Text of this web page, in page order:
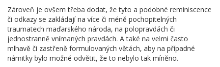
Zároveň je ovšem třeba dodat, že tyto a podobné reminiscence
či odkazy se zakládají na více či méně pochopitelných
traumatech maďarského národa, na polopravdách či
jednostranně vnímaných pravdách. A také na velmi často
mlhavě či zastřeně formulovaných větách, aby na případné
námitky bylo možné odvětit, že to nebylo tak míněno.